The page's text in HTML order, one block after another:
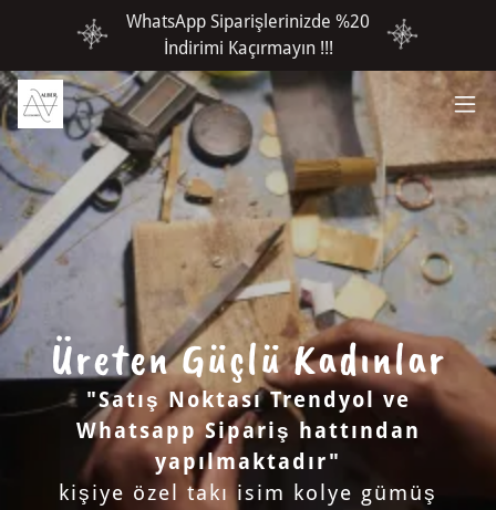
WhatsApp Siparişlerinizde %20
İndirimi Kaçırmayın !!!
Üreten Güçlü Kadınlar
"Satış Noktası Trendyol ve
Whatsapp Sipariş hattından
yapılmaktadır"
kişiye özel takı isim kolye gümüş